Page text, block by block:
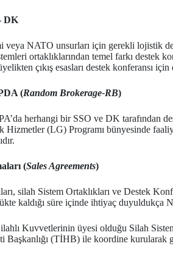
DK
veya NATO unsurları için gerekli lojistik
ortaklıklarından temel farkı
çıkış esasları destek konferansı için
(Random Brokerage-RB)
herhangi bir SSO ve DK tarafından
(LG) Programı bünyesinde
(Sales Agreements)
silah Sistem Ortaklıkları ve Destek
kaldığı süre içinde ihtiyaç duyuldukça
Kuvvetlerinin üyesi olduğu Silah
(TİHB) ile koordine kurularak